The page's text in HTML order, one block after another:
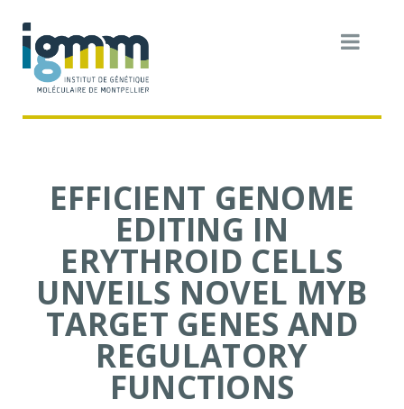
EFFICIENT GENOME
EDITING IN
ERYTHROID CELLS
UNVEILS NOVEL MYB
TARGET GENES AND
REGULATORY
FUNCTIONS